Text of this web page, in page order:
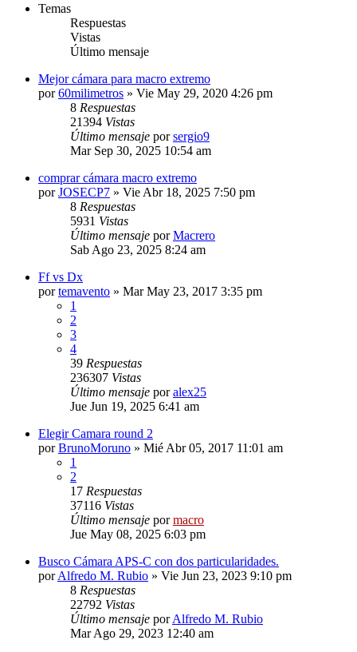
Temas
Respuestas
Vistas
Último mensaje
Mejor cámara para macro extremo
por60milimetros » Vie May 29, 2020 4:26 pm
8 Respuestas
21394 Vistas
Último mensaje porsergio9
Mar Sep 30, 2025 10:54 am
comprar cámara macro extremo
porJOSECP7 » Vie Abr 18, 2025 7:50 pm
8 Respuestas
5931 Vistas
Último mensaje porMacrero
Sab Ago 23, 2025 8:24 am
Ff vs Dx
portemavento » Mar May 23, 2017 3:35 pm
1
2
3
4
39 Respuestas
236307 Vistas
Último mensaje poralex25
Jue Jun 19, 2025 6:41 am
Elegir Camara round 2
porBrunoMoruno » Mié Abr 05, 2017 11:01 am
1
2
17 Respuestas
37116 Vistas
Último mensaje pormacro
Jue May 08, 2025 6:03 pm
Busco Cámara APS-C con dos particularidades.
porAlfredo M. Rubio » Vie Jun 23, 2023 9:10 pm
8 Respuestas
22792 Vistas
Último mensaje porAlfredo M. Rubio
Mar Ago 29, 2023 12:40 am